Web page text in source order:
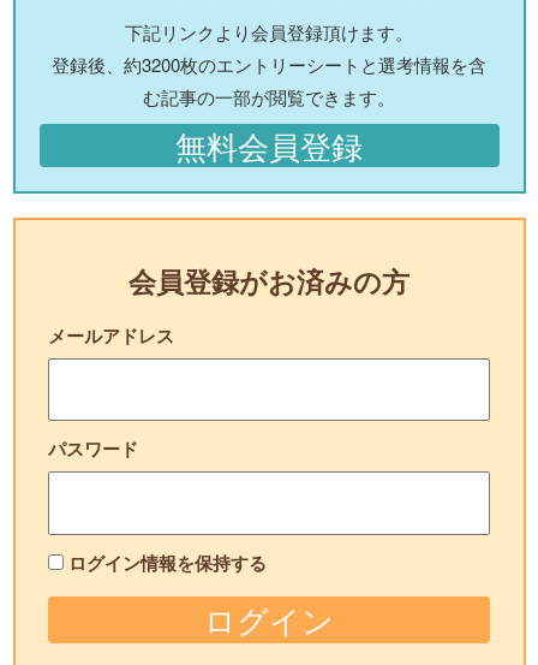
下記リンクより会員登録頂けます。
登録後、約3200枚のエントリーシートと選考情報を含
む記事の一部が閲覧できます。
無料会員登録
会員登録がお済みの方
メールアドレス
パスワード
ログイン情報を保持する